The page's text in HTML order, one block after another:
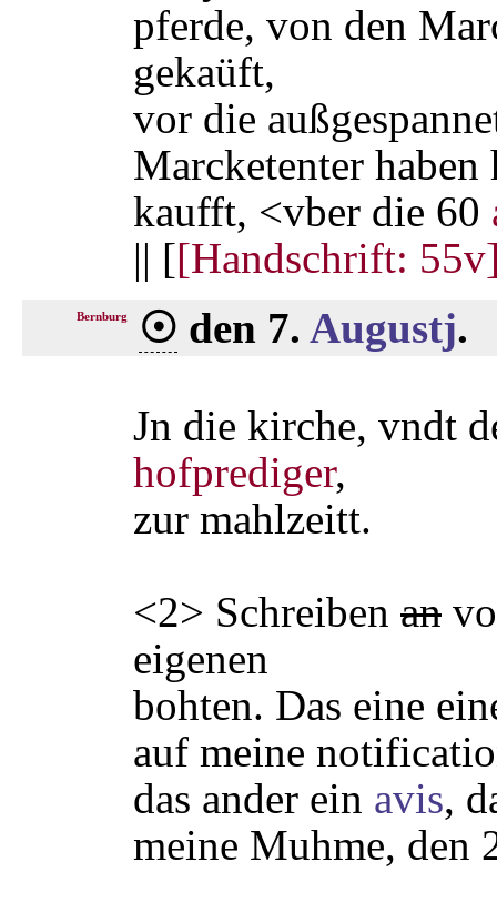
pferde, von den
gekaüft,
vor die
Marcketenter
kaufft, <vber die 60
|| [[Handschrift:
Bernburg ☉ den 7. Augustj.
Jn die kirche, vndt
hofprediger,
zur mahlzeitt.
<2> Schreiben an
eigenen
bohten. Das eine
auf meine
das ander ein avis,
meine Muhme, den